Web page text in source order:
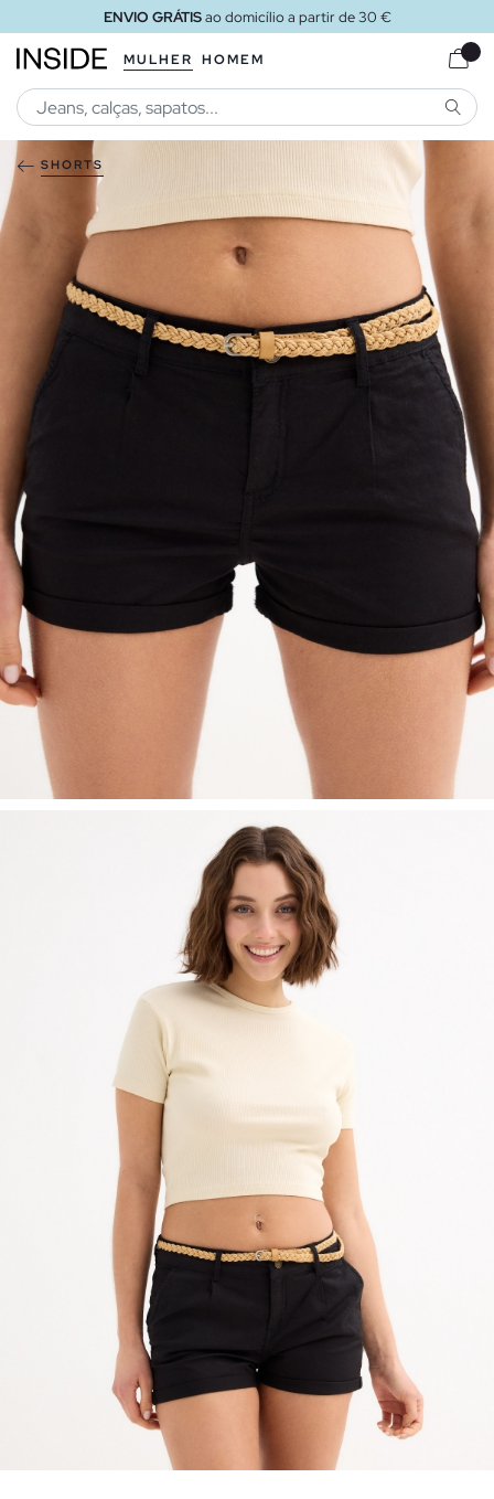
ENVIO GRÁTISao domicílio a partir de 30 €
MULHER HOMEM
SHORTS